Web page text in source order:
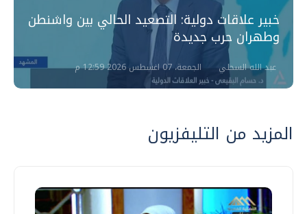
خبير علاقات دولية: التصعيد الحالي بين واشنطن
وطهران حرب جديدة
عبد الله السحلي الجمعة، 07 اغسطس 2026 12:59 م
المزيد من التليفزيون